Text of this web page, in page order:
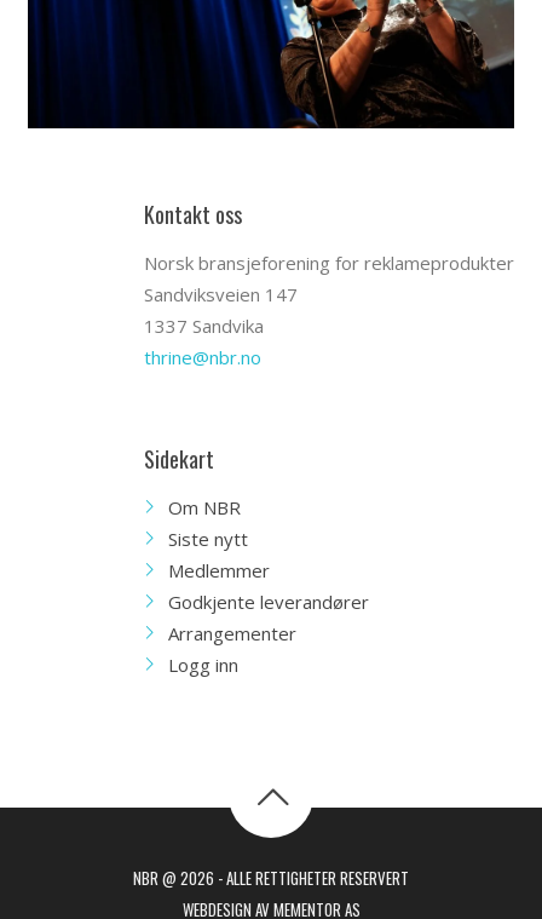
Kontakt oss
Norsk bransjeforening for reklameprodukter
Sandviksveien 147
1337 Sandvika
thrine@nbr.no
Sidekart
Om NBR
Siste nytt
Medlemmer
Godkjente leverandører
Arrangementer
Logg inn
NBR @ 2026 - ALLE RETTIGHETER RESERVERT
WEBDESIGN AV MEMENTOR AS